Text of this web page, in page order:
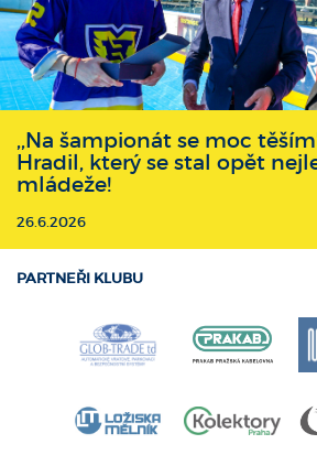
,,Na šampionát se moc
Hradil, který se stal opět
mládeže!
26.6.2026
PARTNEŘI KLUBU